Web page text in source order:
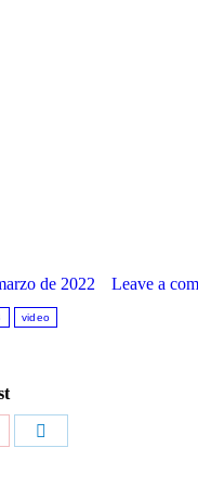
de 2022
Leave a
video